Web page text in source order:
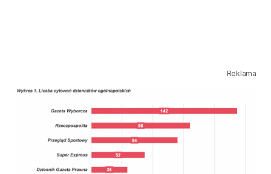
Reklama